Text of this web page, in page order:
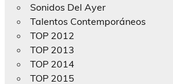
Sonidos Del Ayer
Talentos Contemporáneos
TOP 2012
TOP 2013
TOP 2014
TOP 2015